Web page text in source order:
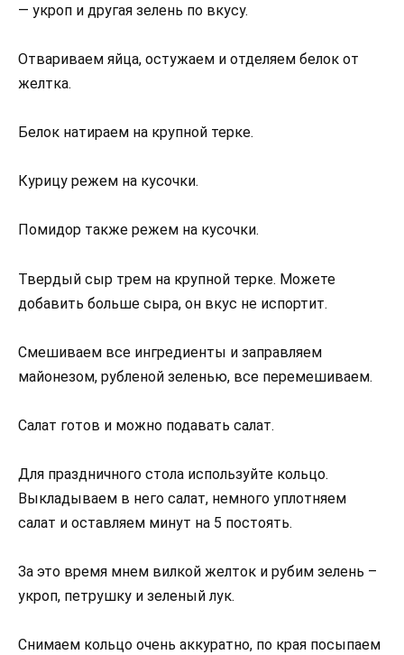
— укроп и другая зелень по вкусу.
Отвариваем яйца, остужаем и отделяем белок от
желтка.
Белок натираем на крупной терке.
Курицу режем на кусочки.
Помидор также режем на кусочки.
Твердый сыр трем на крупной терке. Можете
добавить больше сыра, он вкус не испортит.
Смешиваем все ингредиенты и заправляем
майонезом, рубленой зеленью, все перемешиваем.
Салат готов и можно подавать салат.
Для праздничного стола используйте кольцо.
Выкладываем в него салат, немного уплотняем
салат и оставляем минут на 5 постоять.
За это время мнем вилкой желток и рубим зелень –
укроп, петрушку и зеленый лук.
Снимаем кольцо очень аккуратно, по края посыпаем